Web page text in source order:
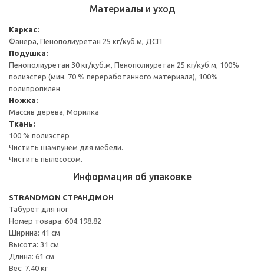
Материалы и уход
Каркас:
Фанера, Пенополиуретан 25 кг/куб.м, ДСП
Подушка:
Пенополиуретан 30 кг/куб.м, Пенополиуретан 25 кг/куб.м, 100%
полиэстер (мин. 70 % переработанного материала), 100%
полипропилен
Ножка:
Массив дерева, Морилка
Ткань:
100 % полиэстер
Чистить шампунем для мебели.
Чистить пылесосом.
Информация об упаковке
STRANDMON СТРАНДМОН
Табурет для ног
Номер товара: 604.198.82
Ширина: 41 см
Высота: 31 см
Длина: 61 см
Вес: 7.40 кг